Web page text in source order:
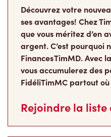
ses avantages! Chez
que vous méritez d’en
argent. C’est pourquoi
Finances TimMD. Avec
vous accumulerez des
FidéliTimMC partout où
Rejoindre la